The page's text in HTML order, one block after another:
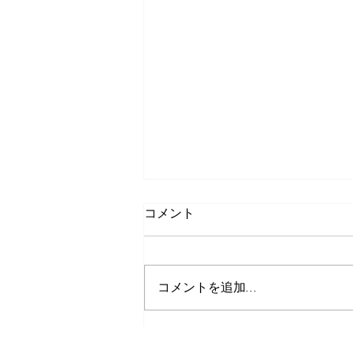
コメント
コメントを追加…